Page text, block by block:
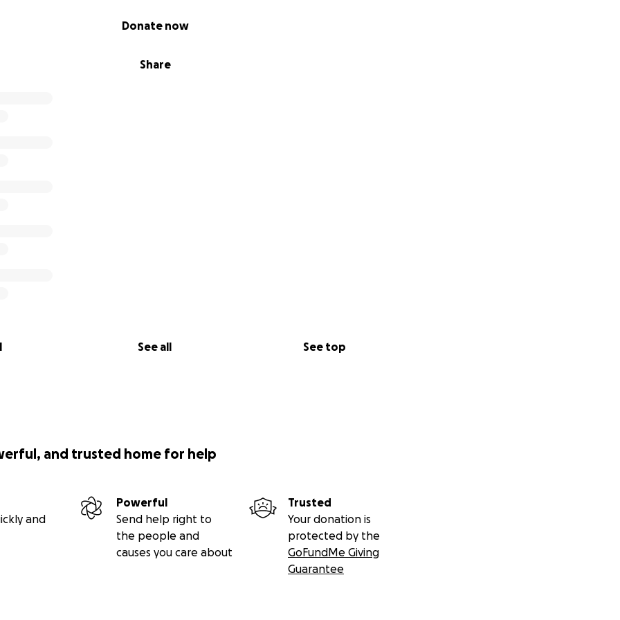
Share
Donate now
See all See top
and trusted home for help
and
Powerful
Send help right to
the people and
causes you care about
Trusted
Your donation is
protected by the
GoFundMe Giving
Guarantee